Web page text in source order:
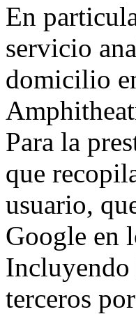
En
servicio
domicilio
Para la
que
usuario,
Google en
terceros